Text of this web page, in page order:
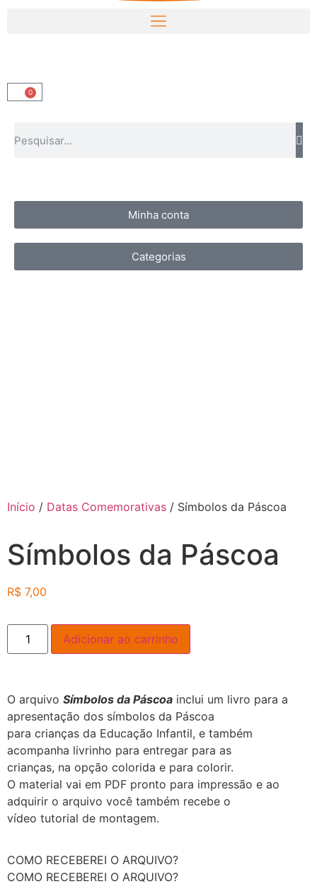
0
Minha conta
Categorias
Início / Datas Comemorativas / Símbolos da Páscoa
Símbolos da Páscoa
R$ 7,00
Adicionar ao carrinho
O arquivo Símbolos da Páscoa inclui um livro para a
apresentação dos símbolos da Páscoa
para crianças da Educação Infantil, e também
acompanha livrinho para entregar para as
crianças, na opção colorida e para colorir.
O material vai em PDF pronto para impressão e ao
adquirir o arquivo você também recebe o
vídeo tutorial de montagem.
COMO RECEBEREI O ARQUIVO?
COMO RECEBEREI O ARQUIVO?